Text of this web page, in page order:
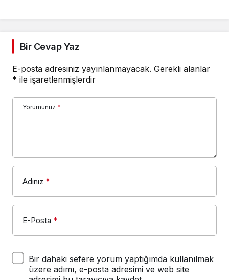
Bir Cevap Yaz
E-posta adresiniz yayınlanmayacak. Gerekli alanlar
* ile işaretlenmişlerdir
Yorumunuz *
Adınız *
E-Posta *
Bir dahaki sefere yorum yaptığımda kullanılmak
üzere adımı, e-posta adresimi ve web site